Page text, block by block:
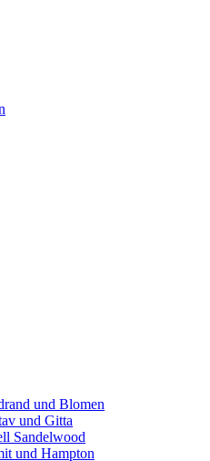
und Blomen
und Gitta
Sandelwood
und Hampton